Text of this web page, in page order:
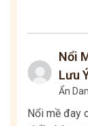
Nổi
Lưu
Ẩn
Nổi mề đay